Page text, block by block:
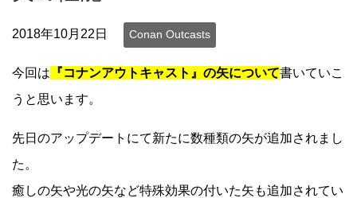
2018年10月22日 Conan Outcasts
今回は 『コナンアウトキャスト』の矢について書いていこ
うと思います。
先日のアップデートにて新たに数種類の矢が追加されまし
た。
癒しの矢や光の矢など特殊効果の付いた矢も追加されてい